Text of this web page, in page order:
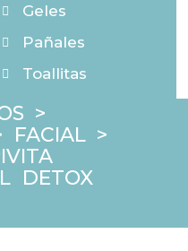
Geles
Pañales
Toallitas
>
FACIAL>
DETOX